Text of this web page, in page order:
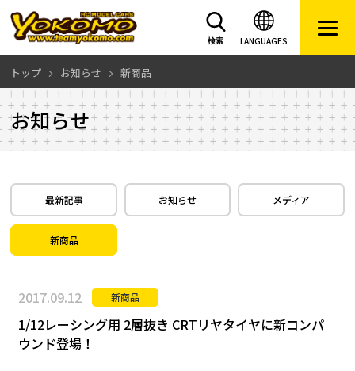
LANGUAGES
検索
トップ お知らせ 新商品
お知らせ
最新記事 お知らせ メディア
新商品
2017.09.12 新商品
1/12レーシング用 2層抜き CRTリヤタイヤに新コンパ
ウンド登場！